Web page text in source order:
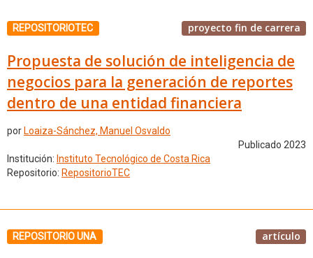
REPOSITORIOTEC proyecto fin de carrera
Propuesta de solución de inteligencia de
negocios para la generación de reportes
dentro de una entidad financiera
por Loaiza-Sánchez, Manuel Osvaldo
Publicado 2023
Institución: Instituto Tecnológico de Costa Rica
Repositorio: RepositorioTEC
REPOSITORIO UNA artículo